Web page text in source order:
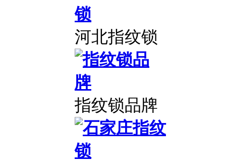
河北指纹锁
指纹锁品牌